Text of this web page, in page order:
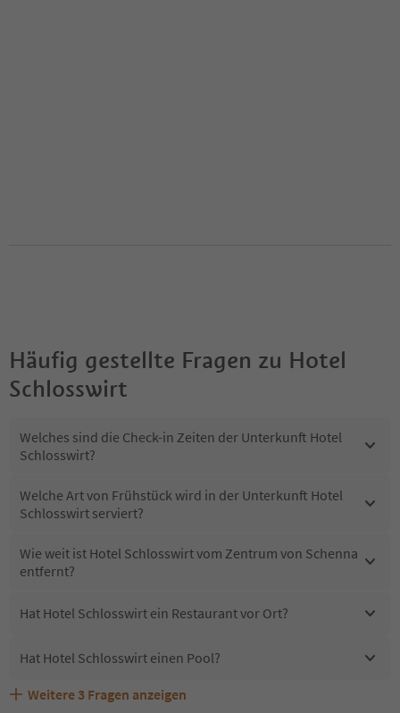
Häufig gestellte Fragen zu Hotel
Schlosswirt
Welches sind die Check-in Zeiten der Unterkunft Hotel
Schlosswirt?
Welche Art von Frühstück wird in der Unterkunft Hotel
Schlosswirt serviert?
Wie weit ist Hotel Schlosswirt vom Zentrum von Schenna
entfernt?
Hat Hotel Schlosswirt ein Restaurant vor Ort?
Hat Hotel Schlosswirt einen Pool?
Sind Haustiere in der Unterkunft Hotel Schlosswirt
Welche Services bietet Hotel Schlosswirt?
Erhalten die Gäste von Hotel Schlosswirt einen Südtirol
Weitere 3 Fragen anzeigen